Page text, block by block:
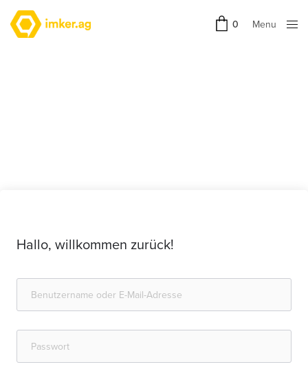
0
Menu
Hallo, willkommen zurück!